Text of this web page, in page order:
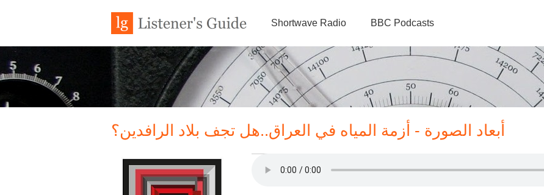
Shortwave Radio BBC Podcasts
أبعاد الصورة - أزمة المياه في العراق..هل تجف بلاد الرافدين؟